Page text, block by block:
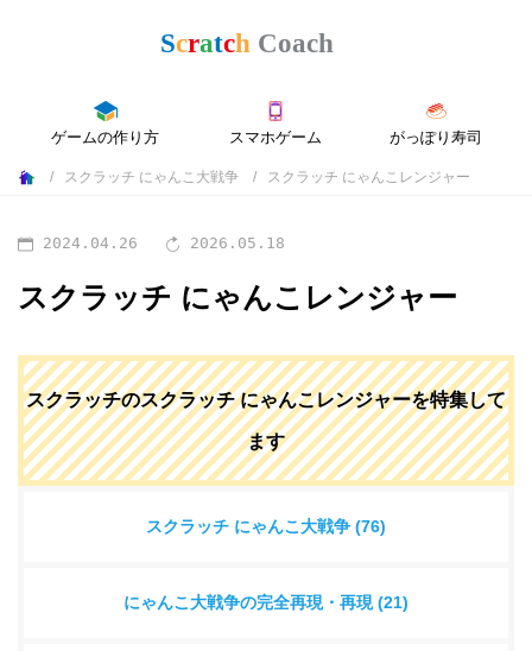
ゲームの作り方 スマホゲーム がっぽり寿司
スクラッチ にゃんこ大戦争 スクラッチ にゃんこレンジャー
2024.04.26 2026.05.18
スクラッチ にゃんこレンジャー
スクラッチのスクラッチ にゃんこレンジャーを特集して
ます
スクラッチ にゃんこ大戦争 (76)
にゃんこ大戦争の完全再現・再現 (21)